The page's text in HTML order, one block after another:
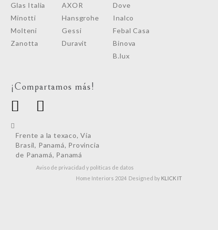
Glas Italia
Minotti
Molteni
Zanotta
AXOR
Hansgrohe
Gessi
Duravit
Dove
Inalco
Febal Casa
Binova
B.lux
¡Compartamos más!
Frente a la texaco, Vía
Brasil, Panamá, Provincia
de Panamá, Panamá
Aviso de privacidad y políticas de datos
Home Interiors 2024 Designed by KLICK IT